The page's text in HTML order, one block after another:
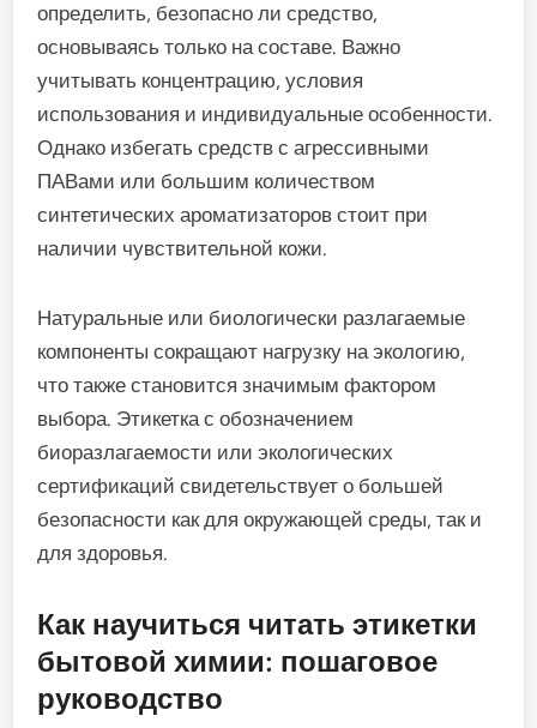
определить, безопасно ли средство,
основываясь только на составе. Важно
учитывать концентрацию, условия
использования и индивидуальные особенности.
Однако избегать средств с агрессивными
ПАВами или большим количеством
синтетических ароматизаторов стоит при
наличии чувствительной кожи.
Натуральные или биологически разлагаемые
компоненты сокращают нагрузку на экологию,
что также становится значимым фактором
выбора. Этикетка с обозначением
биоразлагаемости или экологических
сертификаций свидетельствует о большей
безопасности как для окружающей среды, так и
для здоровья.
Как научиться читать этикетки
бытовой химии: пошаговое
руководство